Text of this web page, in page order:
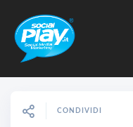
CONDIVIDI